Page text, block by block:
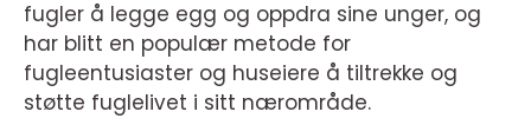
fugler å legge egg og oppdra sine unger, og
har blitt en populær metode for
fugleentusiaster og huseiere å tiltrekke og
støtte fuglelivet i sitt nærområde.